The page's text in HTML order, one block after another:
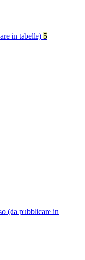
in tabelle) 5
(da pubblicare in